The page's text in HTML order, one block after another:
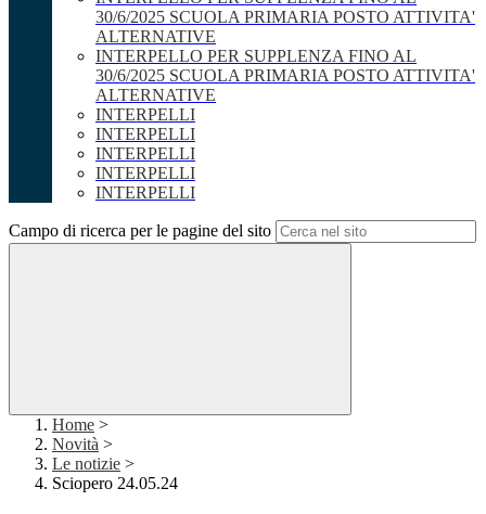
30/6/2025 SCUOLA PRIMARIA POSTO ATTIVITA'
ALTERNATIVE
INTERPELLO PER SUPPLENZA FINO AL
30/6/2025 SCUOLA PRIMARIA POSTO ATTIVITA'
ALTERNATIVE
INTERPELLI
INTERPELLI
INTERPELLI
INTERPELLI
INTERPELLI
Campo di ricerca per le pagine del sito
Home >
Novità >
Le notizie >
Sciopero 24.05.24